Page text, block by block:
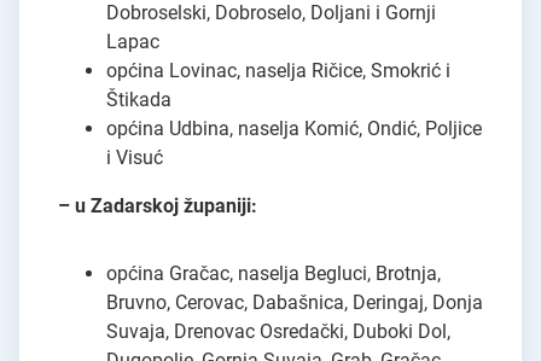
Dobroselski, Dobroselo, Doljani i Gornji
Lapac
općina Lovinac, naselja Ričice, Smokrić i
Štikada
općina Udbina, naselja Komić, Ondić, Poljice
i Visuć
– u Zadarskoj županiji:
općina Gračac, naselja Begluci, Brotnja,
Bruvno, Cerovac, Dabašnica, Deringaj, Donja
Suvaja, Drenovac Osredački, Duboki Dol,